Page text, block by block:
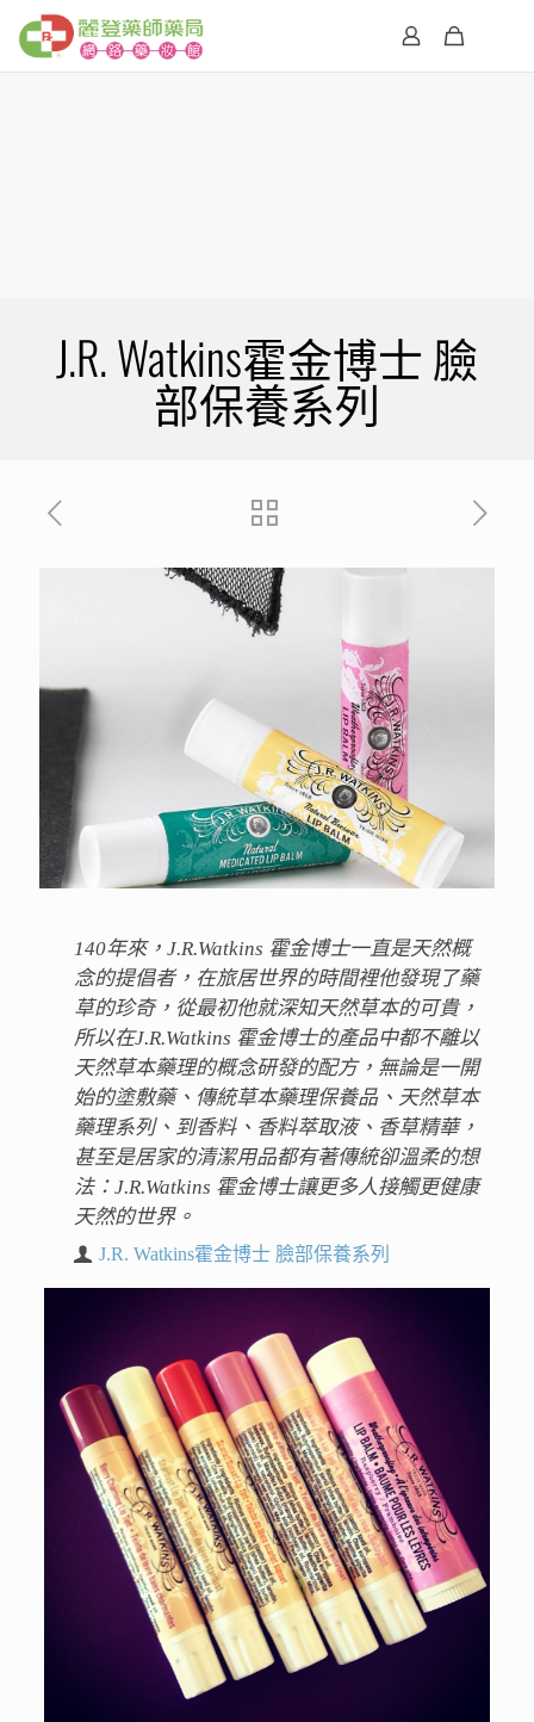
J.R. Watkins霍金博士 臉
部保養系列
140年來，J.R.Watkins 霍金博士一直是天然概
念的提倡者，在旅居世界的時間裡他發現了藥
草的珍奇，從最初他就深知天然草本的可貴，
所以在J.R.Watkins 霍金博士的產品中都不離以
天然草本藥理的概念研發的配方，無論是一開
始的塗敷藥、傳統草本藥理保養品、天然草本
藥理系列、到香料、香料萃取液、香草精華，
甚至是居家的清潔用品都有著傳統卻溫柔的想
法：J.R.Watkins 霍金博士讓更多人接觸更健康
天然的世界。
J.R. Watkins霍金博士 臉部保養系列